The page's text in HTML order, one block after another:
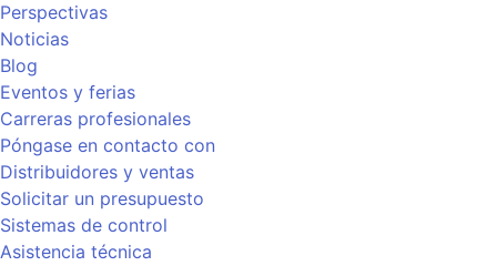
Perspectivas
Noticias
Blog
Eventos y ferias
Carreras profesionales
Póngase en contacto con
Distribuidores y ventas
Solicitar un presupuesto
Sistemas de control
Asistencia técnica